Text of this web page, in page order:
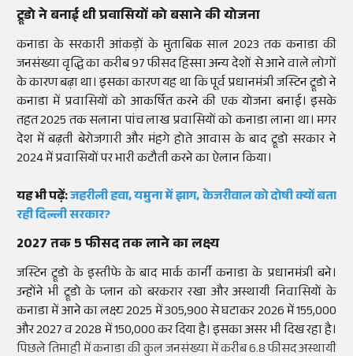
ट्रूडो ने बनाई थी प्रवासियों को बसाने की योजना
कनाडा के सरकारी आंकड़ों के मुताबिक साल 2023 तक कनाडा की
जनसंख्या वृद्धि का करीब 97 फीसद हिस्सा अन्य देशों से आने वाले लोगों
के कारण बढ़ा था। इसका कारण यह था कि पूर्व प्रधानमंत्री जस्टिन ट्रूडो ने
कनाडा में प्रवासियों को आकर्षित करने की एक योजना बनाई। इसके
तहत 2025 तक सलाना पांच लाख प्रवासियों को कनाडा लाना था। मगर
देश में बढ़ती बेरोजगारी और मंहगे होते आवास के बाद ट्रूडो सरकार ने
2024 में प्रवासियों पर भारी कटौती करने का ऐलान किया।
यह भी पढ़ें:जहरीली हवा, यमुना में झाग, केजरीवाल को दोषी क्यों बता
रही दिल्ली सरकार?
2027 तक 5 फीसद तक लाने का लक्ष्य
जस्टिन ट्रूडो के इस्तीफे के बाद मार्क कार्नी कनाडा के प्रधानमंत्री बने।
उन्होंने भी ट्रूडो के प्लान को बरकरार रखा और अस्थायी निवासियों के
कनाडा में आने का लक्ष्य 2025 में 305,900 से घटाकर 2026 में 155,000
और 2027 व 2028 में 150,000 कर दिया है। इसका असर भी दिख रहा है।
पिछले तिमाही में कनाडा की कुल जनसंख्या में करीब 6.8 फीसद अस्थायी